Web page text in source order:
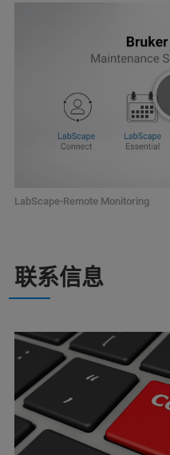
LabScape-Remote Monitoring
联系信息